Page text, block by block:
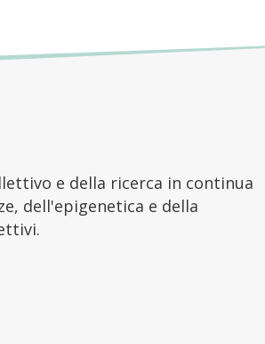
e della ricerca in continua
dell'epigenetica e della